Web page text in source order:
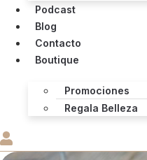
Podcast
Blog
Contacto
Boutique
Promociones
Regala Belleza